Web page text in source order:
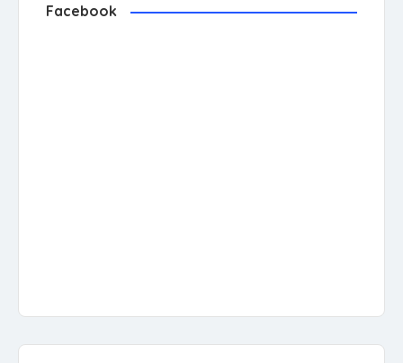
Facebook